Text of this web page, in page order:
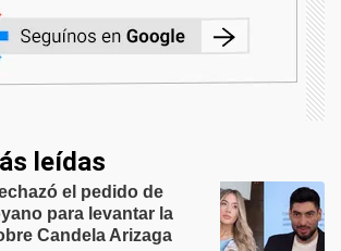
leídas
el pedido de
para levantar la
Candela Arizaga